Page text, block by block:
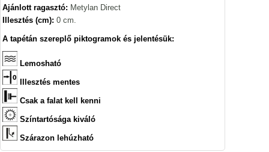
Ajánlott ragasztó: Metylan Direct
Illesztés (cm): 0 cm.
A tapétán szereplő piktogramok és jelentésük:
Lemosható
Illesztés mentes
Csak a falat kell kenni
Színtartósága kiváló
Szárazon lehúzható